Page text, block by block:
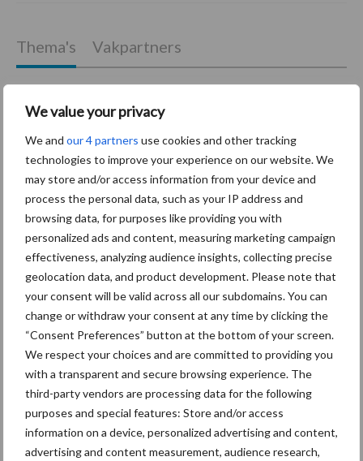
We value your privacy
We and our 4 partners use cookies and other tracking
technologies to improve your experience on our website. We
may store and/or access information from your device and
process the personal data, such as your IP address and
browsing data, for purposes like providing you with
personalized ads and content, measuring marketing campaign
effectiveness, analyzing audience insights, collecting precise
geolocation data, and product development. Please note that
your consent will be valid across all our subdomains. You can
change or withdraw your consent at any time by clicking the
“Consent Preferences” button at the bottom of your screen.
We respect your choices and are committed to providing you
with a transparent and secure browsing experience. The
third-party vendors are processing data for the following
purposes and special features: Store and/or access
information on a device, personalized advertising and content,
advertising and content measurement, audience research,
Primaire
Sidebar
Recent nieuws Partner nieuws
Hervorming flexibele
arbeidscontracten kent mitsen en
maren
29 dec
Freddy van de Ridder Cleaners:
Thema's Vakpartners
Coronavirus UVC
Toon meer